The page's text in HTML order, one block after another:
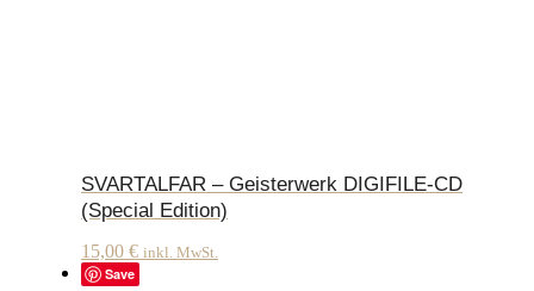
SVARTALFAR – Geisterwerk DIGIFILE-CD
(Special Edition)
15,00 € inkl. MwSt.
Save